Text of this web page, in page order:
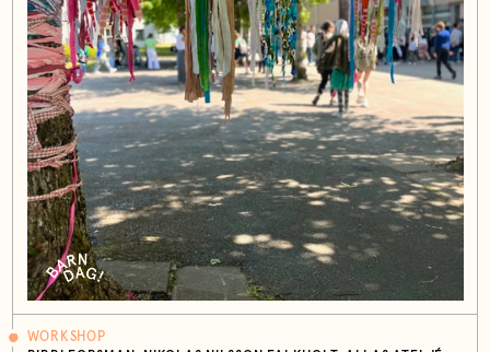
WORKSHOP